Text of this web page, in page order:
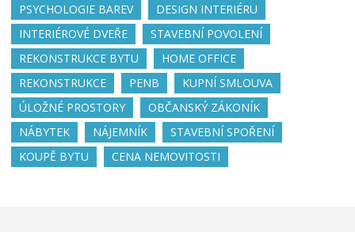
PSYCHOLOGIE BAREV
DESIGN INTERIÉRU
INTERIÉROVÉ DVEŘE
STAVEBNÍ POVOLENÍ
REKONSTRUKCE BYTU
HOME OFFICE
REKONSTRUKCE
PENB
KUPNÍ SMLOUVA
ÚLOŽNÉ PROSTORY
OBČANSKÝ ZÁKONÍK
NÁBYTEK
NÁJEMNÍK
STAVEBNÍ SPOŘENÍ
KOUPĚ BYTU
CENA NEMOVITOSTI